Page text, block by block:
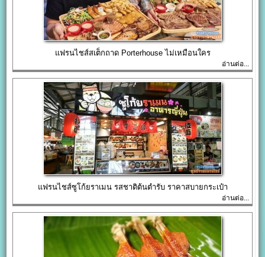
แฟรนไชส์สเต็กถาด Porterhouse ไม่เหมือนใคร
อ่านต่อ...
แฟรนไชส์ซูโก้ยราเมน รสชาติต้นตำรับ ราคาสบายกระเป๋า
อ่านต่อ...